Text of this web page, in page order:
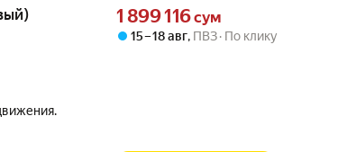
Цена 1899116 сум вместо
1 899 116сум
15 – 18 авг, ПВЗ По клику